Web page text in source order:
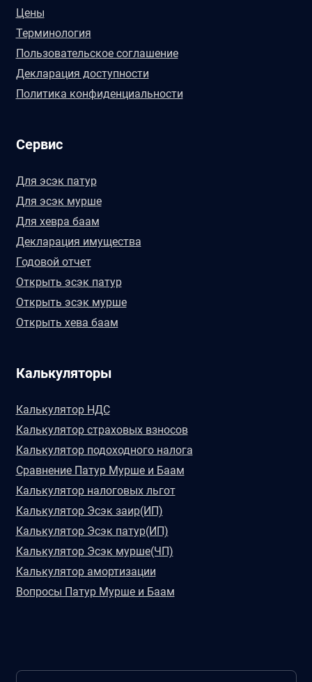
Цены
Терминология
Пользовательское соглашение
Декларация доступности
Политика конфиденциальности
Сервис
Для эсэк патур
Для эсэк мурше
Для хевра баам
Декларация имущества
Годовой отчет
Открыть эсэк патур
Открыть эсэк мурше
Открыть хева баам
Калькуляторы
Калькулятор НДС
Калькулятор страховых взносов
Калькулятор подоходного налога
Сравнение Патур Мурше и Баам
Калькулятор налоговых льгот
Калькулятор Эсэк заир(ИП)
Калькулятор Эсэк патур(ИП)
Калькулятор Эсэк мурше(ЧП)
Калькулятор амортизации
Вопросы Патур Мурше и Баам